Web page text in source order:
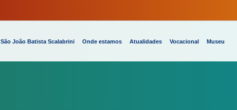
São João Batista Scalabrini Onde estamos Atualidades Vocacional Museu